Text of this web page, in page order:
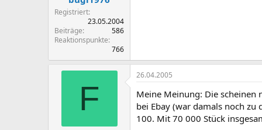
Registriert
23.05.2004
Beiträge
586
Reaktionspunkte
766
F
26.04.2005
Meine Meinung: Die scheinen
bei Ebay (war damals noch
100. Mit 70 000 Stück